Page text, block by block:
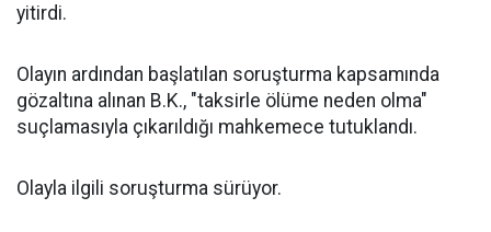
yitirdi.
Olayın ardından başlatılan soruşturma kapsamında
gözaltına alınan B.K., "taksirle ölüme neden olma"
suçlamasıyla çıkarıldığı mahkemece tutuklandı.
Olayla ilgili soruşturma sürüyor.